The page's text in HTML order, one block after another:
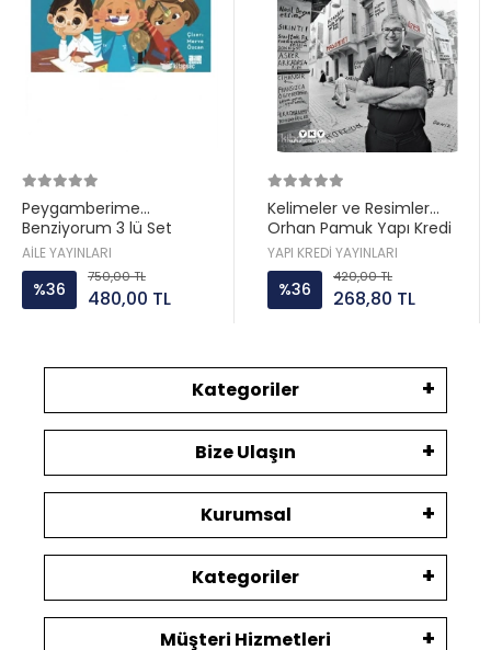
Peygamberime
Benziyorum 3 lü Set
Hatice Kübra Tongar Aile
Yayın
AİLE YAYINLARI
%36
750,00 TL
480,00 TL
Kelimeler ve Resimler
Orhan Pamuk Yapı Kredi
YAPI KREDİ YAYINLARI
%36
420,00 TL
268,80 TL
Kategoriler
Bize Ulaşın
Kurumsal
Kategoriler
Müşteri Hizmetleri